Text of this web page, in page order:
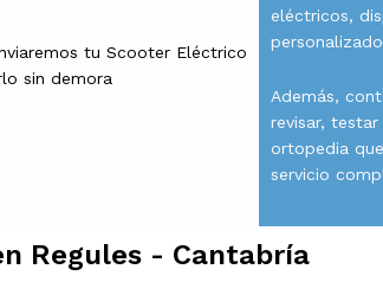
tu Scooter Eléctrico
sin demora
eléctricos,
Además,
revisar,
ortopedia
servicio
Regules - Cantabría